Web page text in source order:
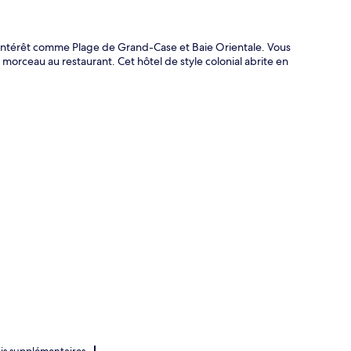
comme Plage de Grand-Case et Baie Orientale. Vous
au restaurant. Cet hôtel de style colonial abrite en